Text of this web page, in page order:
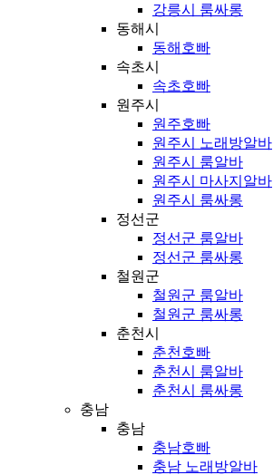
강릉시 룸싸롱
동해시
동해호빠
속초시
속초호빠
원주시
원주호빠
원주시 노래방알바
원주시 룸알바
원주시 마사지알바
원주시 룸싸롱
정선군
정선군 룸알바
정선군 룸싸롱
철원군
철원군 룸알바
철원군 룸싸롱
춘천시
춘천호빠
춘천시 룸알바
춘천시 룸싸롱
충남
충남
충남호빠
충남 노래방알바